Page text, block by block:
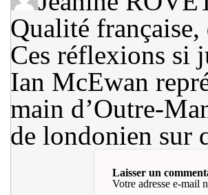
Qualité
Ces réflexions si
Ian McEwan
main d’Outre-
de londonien
Laisser un
Votre adresse e-mail